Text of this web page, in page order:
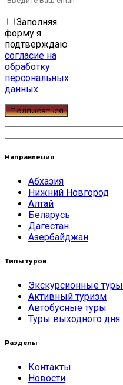
Заполняя
форму я
подтверждаю
согласие на
обработку
персональных
данных
Направления
Абхазия
Нижний Новгород
Алтай
Беларусь
Дагестан
Азербайджан
Типы туров
Экскурсионные туры
Активный туризм
Автобусные туры
Туры выходного дня
Разделы
Контакты
Новости